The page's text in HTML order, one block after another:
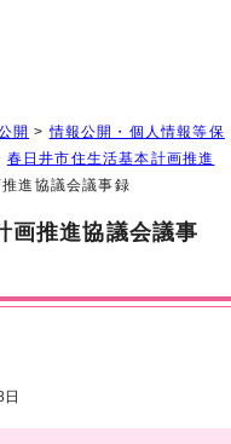
開 >情報公開・個人情報等保
春日井市住生活基本計画推進
進協議会議事録
画推進協議会議事